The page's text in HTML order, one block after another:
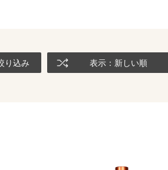
り込み 表示：新しい順